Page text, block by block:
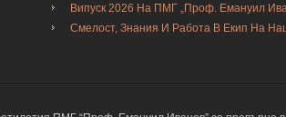
Випуск 2026 На ПМГ „Проф. Емануил
Смелост, Знания И Работа В Екип На